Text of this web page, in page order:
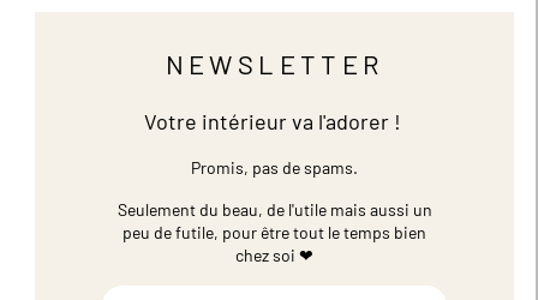
NEWSLETTER
Votre intérieur va l'adorer !
Promis, pas de spams.
Seulement du beau, de l'utile mais aussi un
peu de futile, pour être tout le temps bien
chez soi ❤